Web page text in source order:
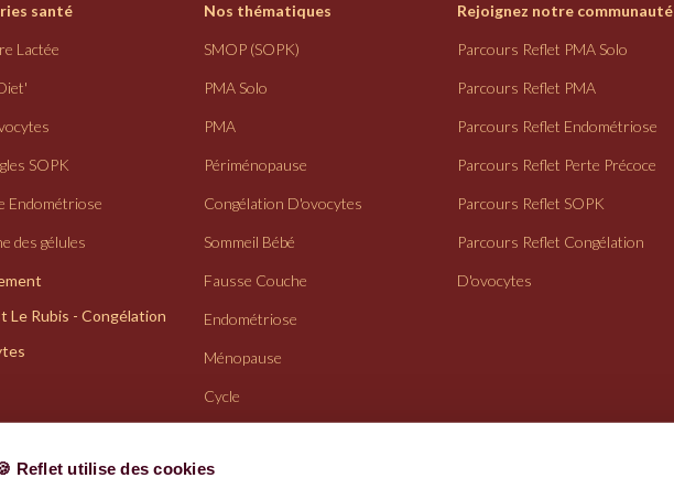
Reflet utilise des cookies
santé
Lactée
SOPK
Endométriose
des gélules
Le Rubis - Congélation
Nos thématiques
SMOP (SOPK)
PMA Solo
PMA
Périménopause
Congélation D'ovocytes
Sommeil Bébé
Fausse Couche
Endométriose
Ménopause
Cycle
Rejoignez notre communauté
Parcours Reflet PMA Solo
Parcours Reflet PMA
Parcours Reflet Endométriose
Parcours Reflet Perte Précoce
Parcours Reflet SOPK
Parcours Reflet Congélation
D'ovocytes